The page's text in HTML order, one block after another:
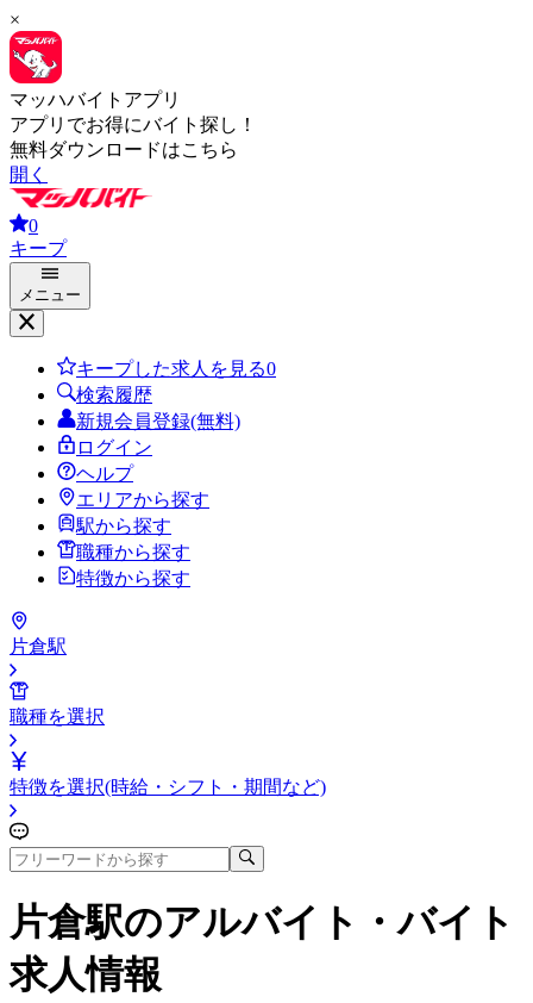
×
マッハバイトアプリ
アプリでお得にバイト探し！
無料ダウンロードはこちら
開く
0
キープ
メニュー
キープした求人を見る0
検索履歴
新規会員登録(無料)
ログイン
ヘルプ
エリアから探す
駅から探す
職種から探す
特徴から探す
片倉駅
職種を選択
特徴を選択(時給・シフト・期間など)
片倉駅のアルバイト・バイト
求人情報